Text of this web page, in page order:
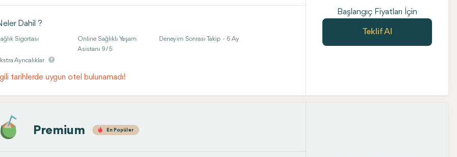
Dahil ?
Sigortası
Online Sağlıklı Yaşam
Asistanı 9/5
Deneyim Sonrası Takip - 6 Ay
Ayrıcalıklar
İlgili tarihlerde uygun otel bulunamadı!
Başlangıç Fiyatları İçin
Teklif Al
Premium En Popüler